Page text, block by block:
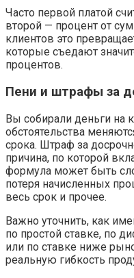
Часто первой платой
второй — процент от
клиентов это
которые съедают
процентов.
Пени и штрафы за
Вы собирали деньги на
обстоятельства
срока. Штраф за
причина, по которой
формула может быть
потеря начисленных
весь срок и прочее.
Важно уточнить, как
по простой ставке, по
или по ставке ниже
реальную гибкость